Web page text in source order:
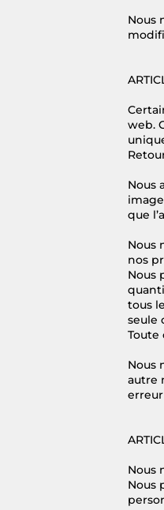
Nous
web.
Nous
que
Nous
nos
Nous
tous
seule
Toute
Nous
autre
Nous
Nous